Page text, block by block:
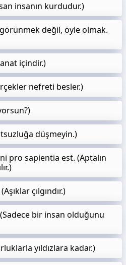
insanın kurdudur.)
değil, öyle olmak.
içindir.)
nefreti besler.)
düşmeyin.)
pro sapientia est. (Aptalın
çılgındır.)
bir insan olduğunu
yıldızlara kadar.)